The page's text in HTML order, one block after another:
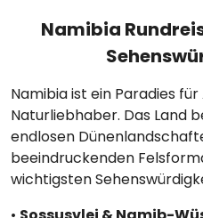
Namibia
Namibia ist ein Paradies
Naturliebhaber. Das Land
endlosen
beeindruckenden
wichtigsten